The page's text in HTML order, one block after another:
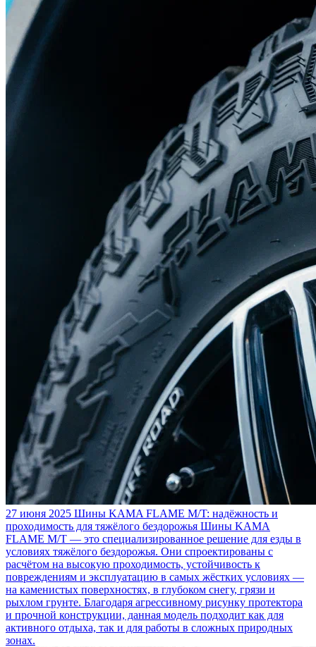
27 июня 2025 Шины KAMA FLAME M/T: надёжность и
проходимость для тяжёлого бездорожья Шины KAMA
FLAME M/T — это специализированное решение для езды в
условиях тяжёлого бездорожья. Они спроектированы с
расчётом на высокую проходимость, устойчивость к
повреждениям и эксплуатацию в самых жёстких условиях —
на каменистых поверхностях, в глубоком снегу, грязи и
рыхлом грунте. Благодаря агрессивному рисунку протектора
и прочной конструкции, данная модель подходит как для
активного отдыха, так и для работы в сложных природных
зонах.